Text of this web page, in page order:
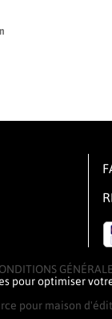
pour optimiser
?
pour maison